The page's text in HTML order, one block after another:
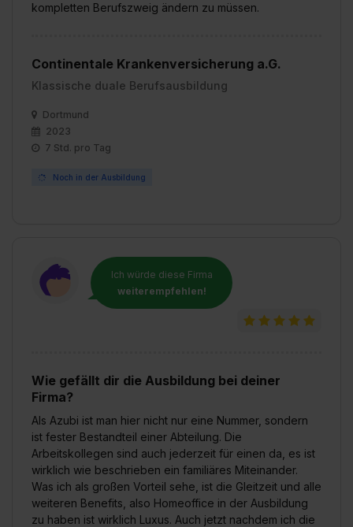
kompletten Berufszweig ändern zu müssen.
Continentale Krankenversicherung a.G.
Klassische duale Berufsausbildung
Dortmund
2023
7 Std. pro Tag
Noch in der Ausbildung
Ich würde diese Firma
weiterempfehlen!
Wie gefällt dir die Ausbildung bei deiner
Firma?
Als Azubi ist man hier nicht nur eine Nummer, sondern
ist fester Bestandteil einer Abteilung. Die
Arbeitskollegen sind auch jederzeit für einen da, es ist
wirklich wie beschrieben ein familiäres Miteinander.
Was ich als großen Vorteil sehe, ist die Gleitzeit und alle
weiteren Benefits, also Homeoffice in der Ausbildung
zu haben ist wirklich Luxus. Auch jetzt nachdem ich die